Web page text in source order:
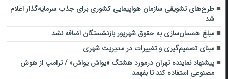
طرح‌های تشویقی سازمان هواپیمایی کشوری برای جذب سرمایه‌گذار اعلام
شد
مبلغ همسان‌سازی به حقوق شهریور بازنشستگان اضافه نشد
مبنای تصمیم‌گیری و تغییرات در مدیریت شهری
پیشنهاد نماینده تهران درمورد هشتگ «یواش یواش» / ترامپ از هوش
مصنوعی استفاده کند تا بفهمد